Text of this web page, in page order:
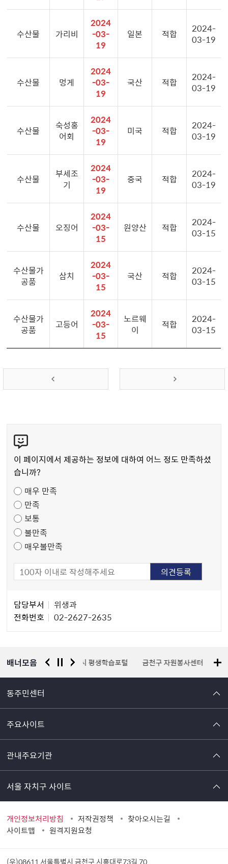
수산물 가리비
2024
-03-
19
일본 적합
2024-
03-19
수산물 멍게
2024
-03-
19
국산 적합
2024-
03-19
수산물
숙성홍
어회
2024
-03-
19
미국 적합
2024-
03-19
수산물
부세조
기
2024
-03-
19
중국 적합
2024-
03-19
수산물 오징어
2024
-03-
15
원양산 적합
2024-
03-15
수산물가
공품
삼치
2024
-03-
15
국산 적합
2024-
03-15
수산물가
공품
고등어
2024
-03-
15
노르웨
이
적합
2024-
03-15
텐
츠
만
도
조
사
이 페이지에서 제공하는 정보에 대하여 어느 정도 만족하셨
습니까?
매우 만족
만족
보통
불만족
매우불만족
자
담당부서
위생과
전화번호
02-2627-2635
배너모음
서울시 평생학습포털 금천구 자원봉사센터 국가안전시스템개편
동주민센터
주요사이트
관내주요기관
서울 자치구 사이트
개인정보처리방침 저작권정책
찾아오시는길
사이트맵
원격지원요청
(우)08611 서울특별시 금천구 시흥대로73길 70